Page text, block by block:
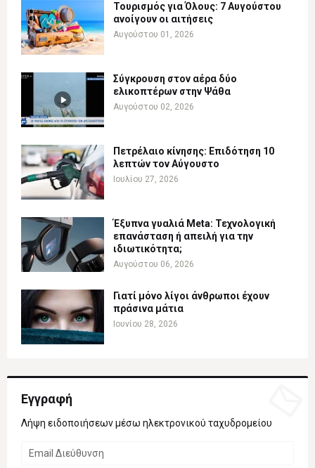
Τουρισμός για Όλους: 7 Αυγούστου
ανοίγουν οι αιτήσεις
Αυγούστου 01, 2026
Σύγκρουση στον αέρα δύο
ελικοπτέρων στην Ψάθα
Αυγούστου 02, 2026
Πετρέλαιο κίνησης: Επιδότηση 10
λεπτών τον Αύγουστο
Ιουλίου 27, 2026
Έξυπνα γυαλιά Meta: Τεχνολογική
επανάσταση ή απειλή για την
ιδιωτικότητα;
Αυγούστου 06, 2026
Γιατί μόνο λίγοι άνθρωποι έχουν
πράσινα μάτια
Ιουνίου 28, 2026
Εγγραφή
Λήψη ειδοποιήσεων μέσω ηλεκτρονικού ταχυδρομείου